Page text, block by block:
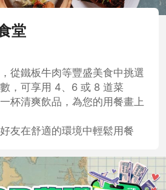
堂
從鐵板牛肉等豐盛美食中挑選
，可享用 4、6 或 8 道菜
杯清爽飲品，為您的用餐畫上
友在舒適的環境中輕鬆用餐